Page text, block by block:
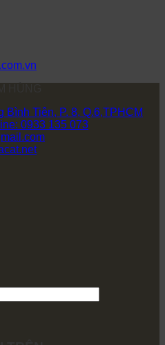
Tiên, P. 8, Q.6,TPHCM
0933 135 073